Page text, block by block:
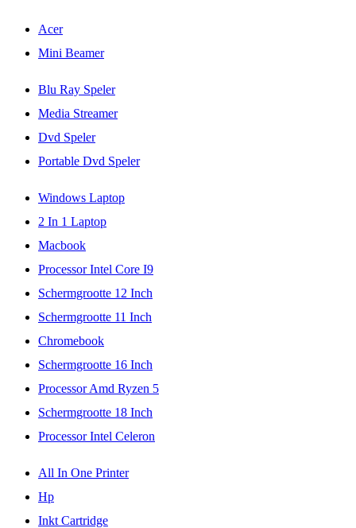
Acer
Mini Beamer
Blu Ray Speler
Media Streamer
Dvd Speler
Portable Dvd Speler
Windows Laptop
2 In 1 Laptop
Macbook
Processor Intel Core I9
Schermgrootte 12 Inch
Schermgrootte 11 Inch
Chromebook
Schermgrootte 16 Inch
Processor Amd Ryzen 5
Schermgrootte 18 Inch
Processor Intel Celeron
All In One Printer
Hp
Inkt Cartridge